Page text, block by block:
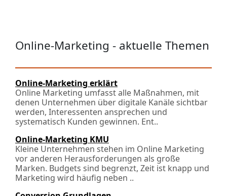
Online-Marketing - aktuelle Themen
Online-Marketing erklärt
Online Marketing umfasst alle Maßnahmen, mit
denen Unternehmen über digitale Kanäle sichtbar
werden, Interessenten ansprechen und
systematisch Kunden gewinnen. Ent..
Online-Marketing KMU
Kleine Unternehmen stehen im Online Marketing
vor anderen Herausforderungen als große
Marken. Budgets sind begrenzt, Zeit ist knapp und
Marketing wird häufig neben ..